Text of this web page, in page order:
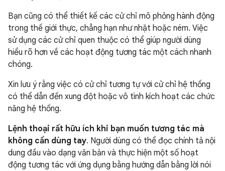
Bạn cũng có thể thiết kế các cử chỉ mô phỏng hành động
trong thế giới thực, chẳng hạn như nhặt hoặc ném. Việc
sử dụng các cử chỉ quen thuộc có thể giúp người dùng
hiểu rõ hơn về các hoạt động tương tác một cách nhanh
chóng.
Xin lưu ý rằng việc có cử chỉ tương tự với cử chỉ hệ thống
có thể dẫn đến xung đột hoặc vô tình kích hoạt các chức
năng hệ thống.
Lệnh thoại rất hữu ích khi bạn muốn tương tác mà
không cần dùng tay. Người dùng có thể đọc chính tả nội
dung đầu vào dạng văn bản và thực hiện một số hoạt
động tương tác với ứng dụng bằng hướng dẫn bằng lời nói